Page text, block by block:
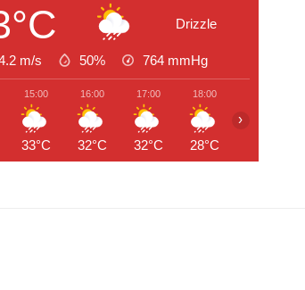
Drizzle
m/s 50% 764 mmHg
15:00
33°C
16:00
32°C
17:00
32°C
18:00
28°C
›